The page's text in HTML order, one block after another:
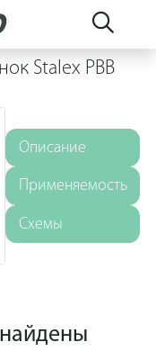
Stalex PBB
Описание
Применяемость
Схемы